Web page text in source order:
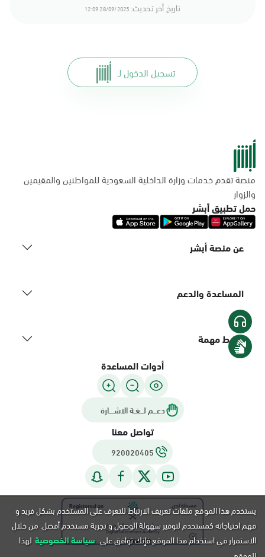
تاريخ أخر تحديث: 28/09/2025 12:09
تسجيل الدخول لـ
منصة تقدم خدمات وزارة الداخلية السعودية للمواطنين والمقيمين
والزوار
حمل تطبيق أبشر
عن منصة أبشر
المساعدة والدعم
روابط مهمة
أدوات المساعدة
دعـــم لـــغـة الاشــــارة
تواصل معنا
920020405
يستخدم هذا الموقع ملفات تعريف الارتباط للتعرف على المستخدم بشكل فريد و
فهم احتياجاته كمستخدم لتوفير سهولة الوصول و تجربة مستخدم أفضل. من خلال
الاستمرار في استخدام هذا الموقع فإنك توافق على سياسة الخصوصية لهذا